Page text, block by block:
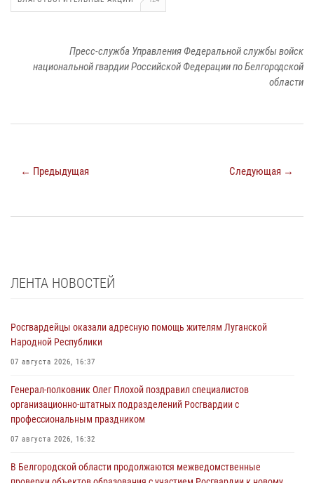
Пресс-служба Управления Федеральной службы войск
национальной гвардии Российской Федерации по Белгородской
области
← Предыдущая Следующая →
ЛЕНТА НОВОСТЕЙ
Росгвардейцы оказали адресную помощь жителям Луганской
Народной Республики
07 августа 2026, 16:37
Генерал-полковник Олег Плохой поздравил специалистов
организационно-штатных подразделений Росгвардии с
профессиональным праздником
07 августа 2026, 16:32
В Белгородской области продолжаются межведомственные